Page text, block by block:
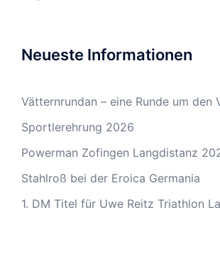
Neueste Informationen
Vätternrundan – eine Runde um den
Sportlerehrung 2026
Powerman Zofingen Langdistanz
Stahlroß bei der Eroica Germania
1. DM Titel für Uwe Reitz Triathlon